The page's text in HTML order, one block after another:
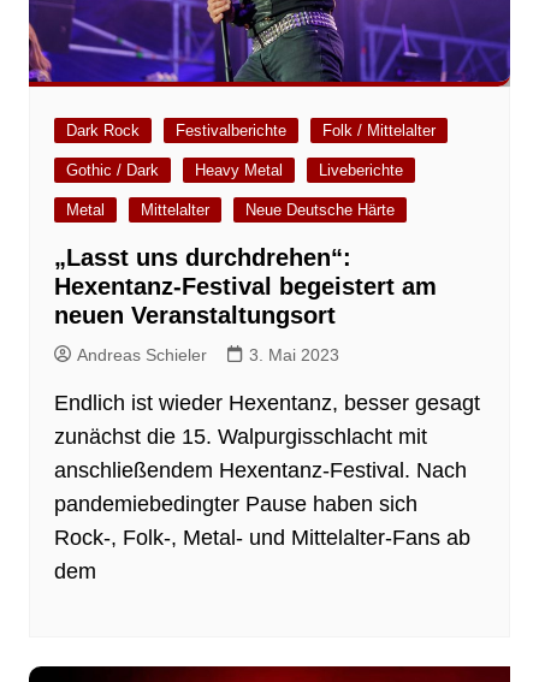
Dark Rock Festivalberichte Folk / Mittelalter
Gothic / Dark Heavy Metal Liveberichte
Metal Mittelalter Neue Deutsche Härte
„Lasst uns durchdrehen“:
Hexentanz-Festival begeistert am
neuen Veranstaltungsort
Andreas Schieler 3. Mai 2023
Endlich ist wieder Hexentanz, besser gesagt
zunächst die 15. Walpurgisschlacht mit
anschließendem Hexentanz-Festival. Nach
pandemiebedingter Pause haben sich
Rock-, Folk-, Metal- und Mittelalter-Fans ab
dem